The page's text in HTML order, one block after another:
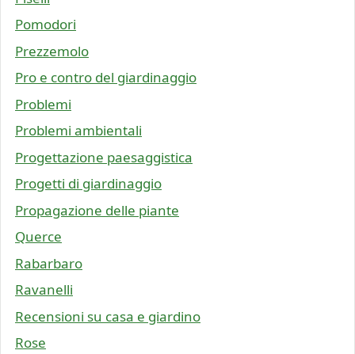
Pomodori
Prezzemolo
Pro e contro del giardinaggio
Problemi
Problemi ambientali
Progettazione paesaggistica
Progetti di giardinaggio
Propagazione delle piante
Querce
Rabarbaro
Ravanelli
Recensioni su casa e giardino
Rose